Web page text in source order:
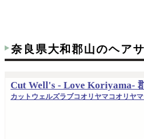
奈良県大和郡山のヘア
Cut Well's - Love Koriyama-
カットウェルズラブコオリヤマコオリヤ